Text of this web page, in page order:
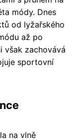
módy. Dnes
od lyžařského
až po
však zachovává
sportovní
na vlně